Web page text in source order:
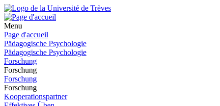
Menu
Page d'accueil
Pädagogische Psychologie
Pädagogische Psychologie
Forschung
Forschung
Forschung
Forschung
Kooperationspartner